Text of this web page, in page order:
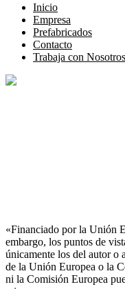
Inicio
Empresa
Prefabricados
Contacto
Trabaja con Nosotros
«Financiado por la Unión
embargo, los puntos de
únicamente los del autor o
de la Unión Europea o la
ni la Comisión Europea